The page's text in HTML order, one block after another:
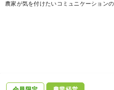
農家が気を付けたいコミュニケーション